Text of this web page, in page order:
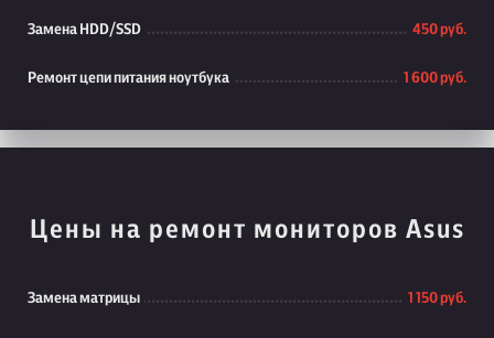
Замена HDD/SSD 450 руб.
Ремонт цепи питания ноутбука 1 600 руб.
Цены на ремонт мониторов Asus
Замена матрицы 1 150 руб.